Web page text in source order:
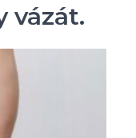
vázát.